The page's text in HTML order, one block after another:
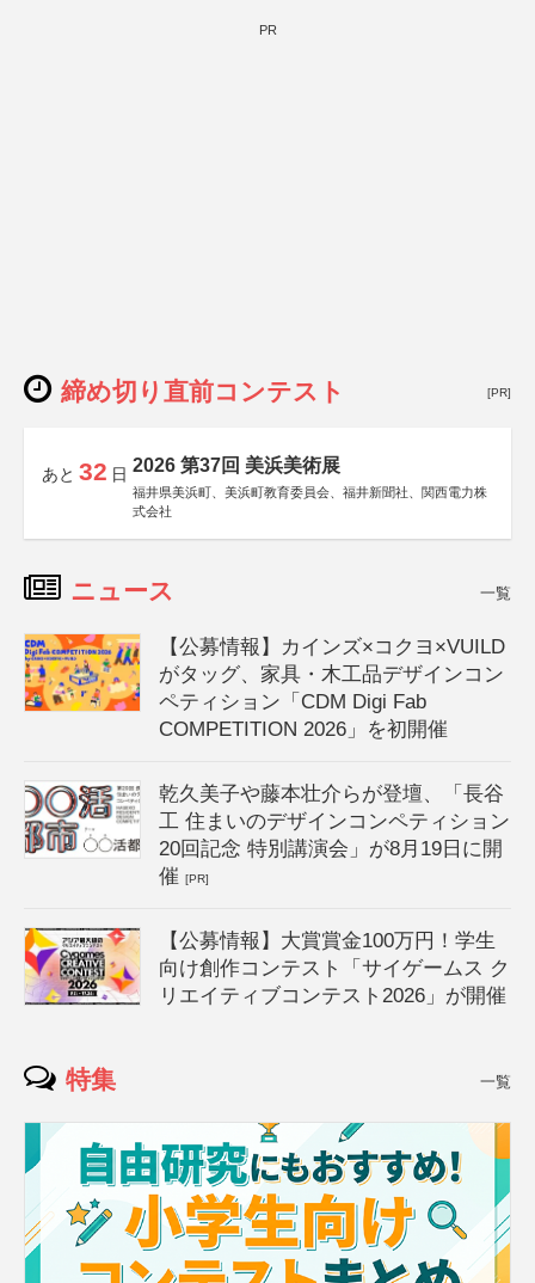
PR
締め切り直前コンテスト [PR]
あと 32 日 2026 第37回 美浜美術展
福井県美浜町、美浜町教育委員会、福井新聞社、関西電力株
式会社
ニュース 一覧
【公募情報】カインズ×コクヨ×VUILD
がタッグ、家具・木工品デザインコン
ペティション「CDM Digi Fab
COMPETITION 2026」を初開催
乾久美子や藤本壮介らが登壇、「長谷
工 住まいのデザインコンペティション
20回記念 特別講演会」が8月19日に開
催[PR]
【公募情報】大賞賞金100万円！学生
向け創作コンテスト「サイゲームス ク
リエイティブコンテスト2026」が開催
特集 一覧